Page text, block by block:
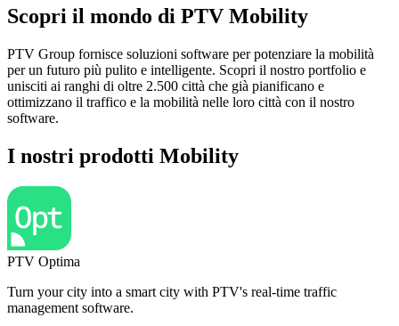
Scopri il mondo di PTV Mobility
PTV Group fornisce soluzioni software per potenziare la mobilità
per un futuro più pulito e intelligente. Scopri il nostro portfolio e
unisciti ai ranghi di oltre 2.500 città che già pianificano e
ottimizzano il traffico e la mobilità nelle loro città con il nostro
software.
I nostri prodotti Mobility
PTV Optima
Turn your city into a smart city with PTV's real-time traffic
management software.